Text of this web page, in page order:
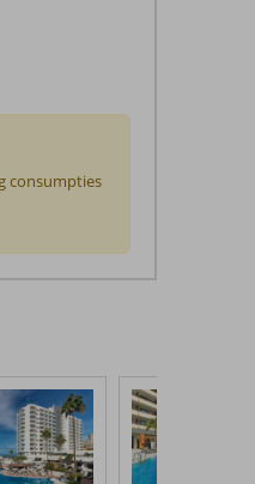
consumpties